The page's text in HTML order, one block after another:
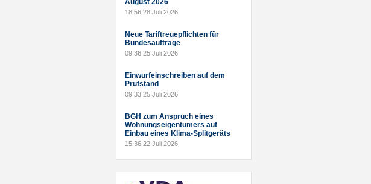
August 2026
18:56 28 Juli 2026
Neue Tariftreuepflichten für
Bundesaufträge
09:36 25 Juli 2026
Einwurfeinschreiben auf dem
Prüfstand
09:33 25 Juli 2026
BGH zum Anspruch eines
Wohnungseigentümers auf
Einbau eines Klima-Splitgeräts
15:36 22 Juli 2026